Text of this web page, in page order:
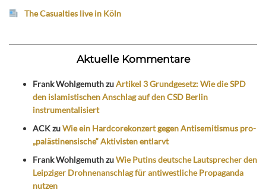
The Casualties live in Köln
Aktuelle Kommentare
Frank WohlgemuthzuArtikel 3 Grundgesetz: Wie die SPD
den islamistischen Anschlag auf den CSD Berlin
instrumentalisiert
ACKzuWie ein Hardcorekonzert gegen Antisemitismus pro-
„palästinensische“ Aktivisten entlarvt
Frank WohlgemuthzuWie Putins deutsche Lautsprecher den
Leipziger Drohnenanschlag für antiwestliche Propaganda
nutzen